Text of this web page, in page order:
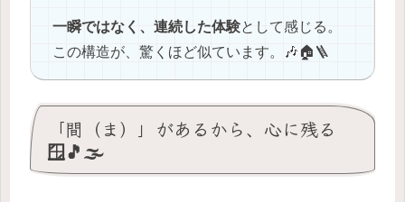
一瞬ではなく、連続した体験として感じる。
この構造が、驚くほど似ています。🎶🏠🪜
「間（ま）」があるから、心に残る
🪟🎵🌫️